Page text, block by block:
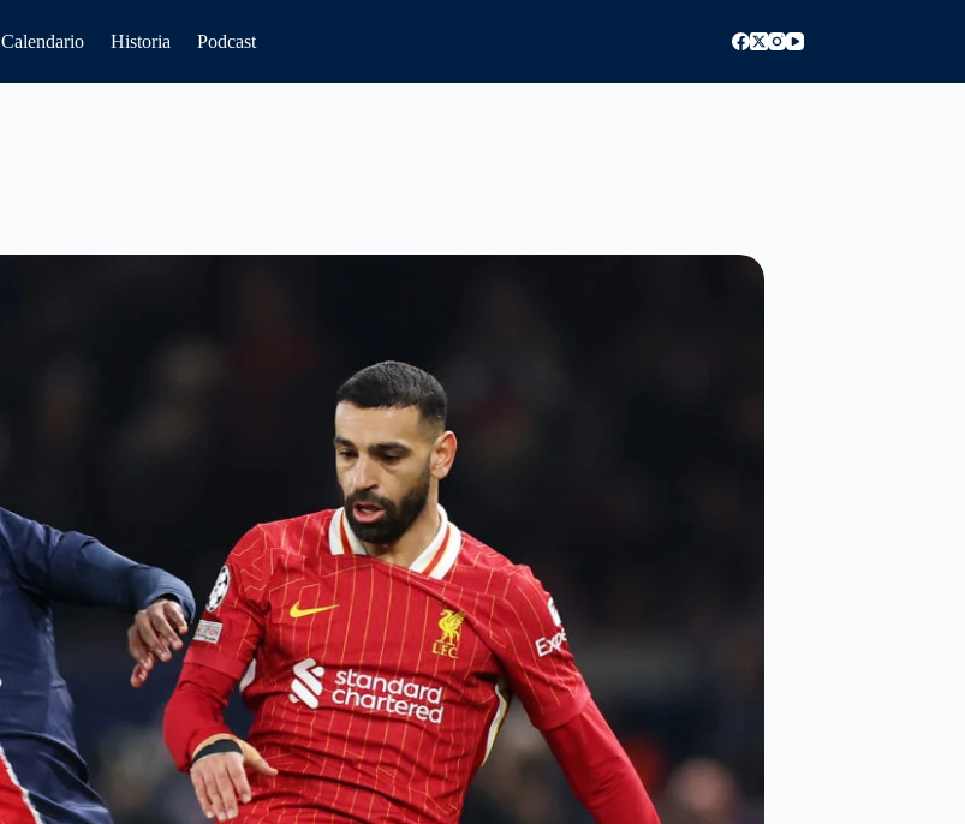
Calendario Historia Podcast